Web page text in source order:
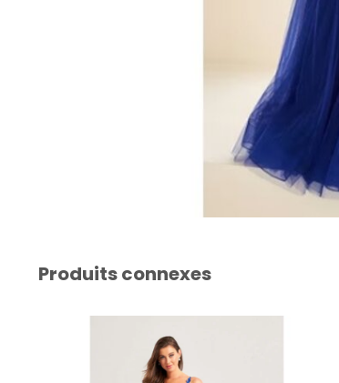
Produits connexes